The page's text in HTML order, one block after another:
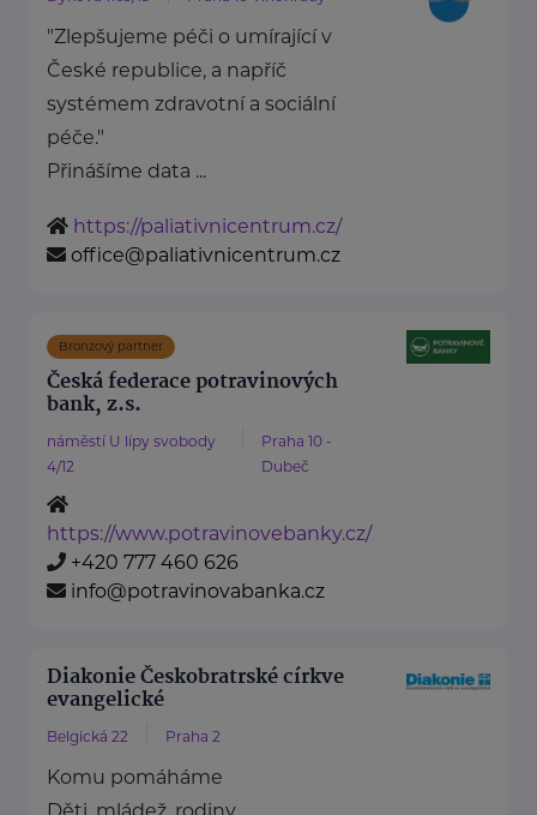
"Zlepšujeme péči o umírající v
České republice, a napříč
systémem zdravotní a sociální
péče."
Přinášíme data ...
https://paliativnicentrum.cz/
office@paliativnicentrum.cz
Bronzový partner
Česká federace potravinových
bank, z.s.
náměstí U lípy svobody
4/12
Praha 10 -
Dubeč
https://www.potravinovebanky.cz/
+420 777 460 626
info@potravinovabanka.cz
Diakonie Českobratrské církve
evangelické
Belgická 22 Praha 2
Komu pomáháme